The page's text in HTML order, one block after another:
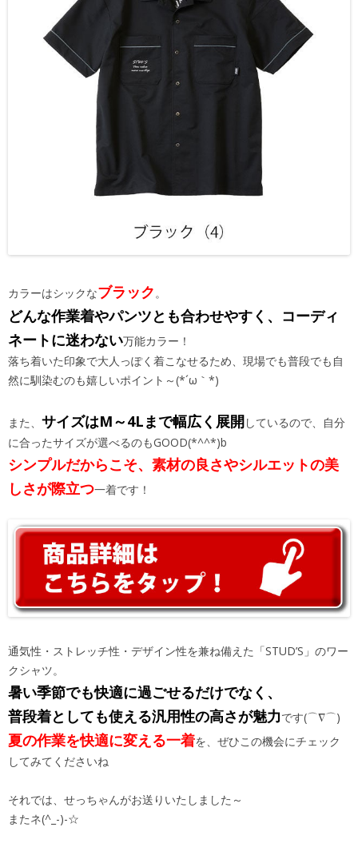
カラーはシックなブラック 。
どんな作業着やパンツとも合わせやすく、コーディ
ネートに迷わない万能カラー！
落ち着いた印象で大人っぽく着こなせるため、現場でも普段でも自
然に馴染むのも嬉しいポイント～(*´ω｀*)
また、 サイズはM～4Lまで幅広く展開しているので、自分
に合ったサイズが選べるのもGOOD(*^^*)b
シンプルだからこそ、素材の良さやシルエットの美
しさが際立つ一着です！
通気性・ストレッチ性・デザイン性を兼ね備えた「STUD’S」のワー
クシャツ。
暑い季節でも快適に過ごせるだけでなく、
普段着としても使える汎用性の高さが魅力です(⌒∇⌒)
夏の作業を快適に変える一着を、ぜひこの機会にチェック
してみてくださいね
それでは、せっちゃんがお送りいたしました～
またネ(^_-)-☆